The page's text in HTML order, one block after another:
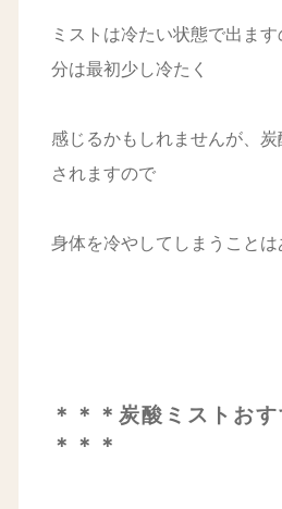
ミストは冷たい状態で出ま
分は最初少し冷たく
感じるかもしれませんが、
されますので
身体を冷やしてしまうことは
＊＊＊炭酸ミストお
＊＊＊